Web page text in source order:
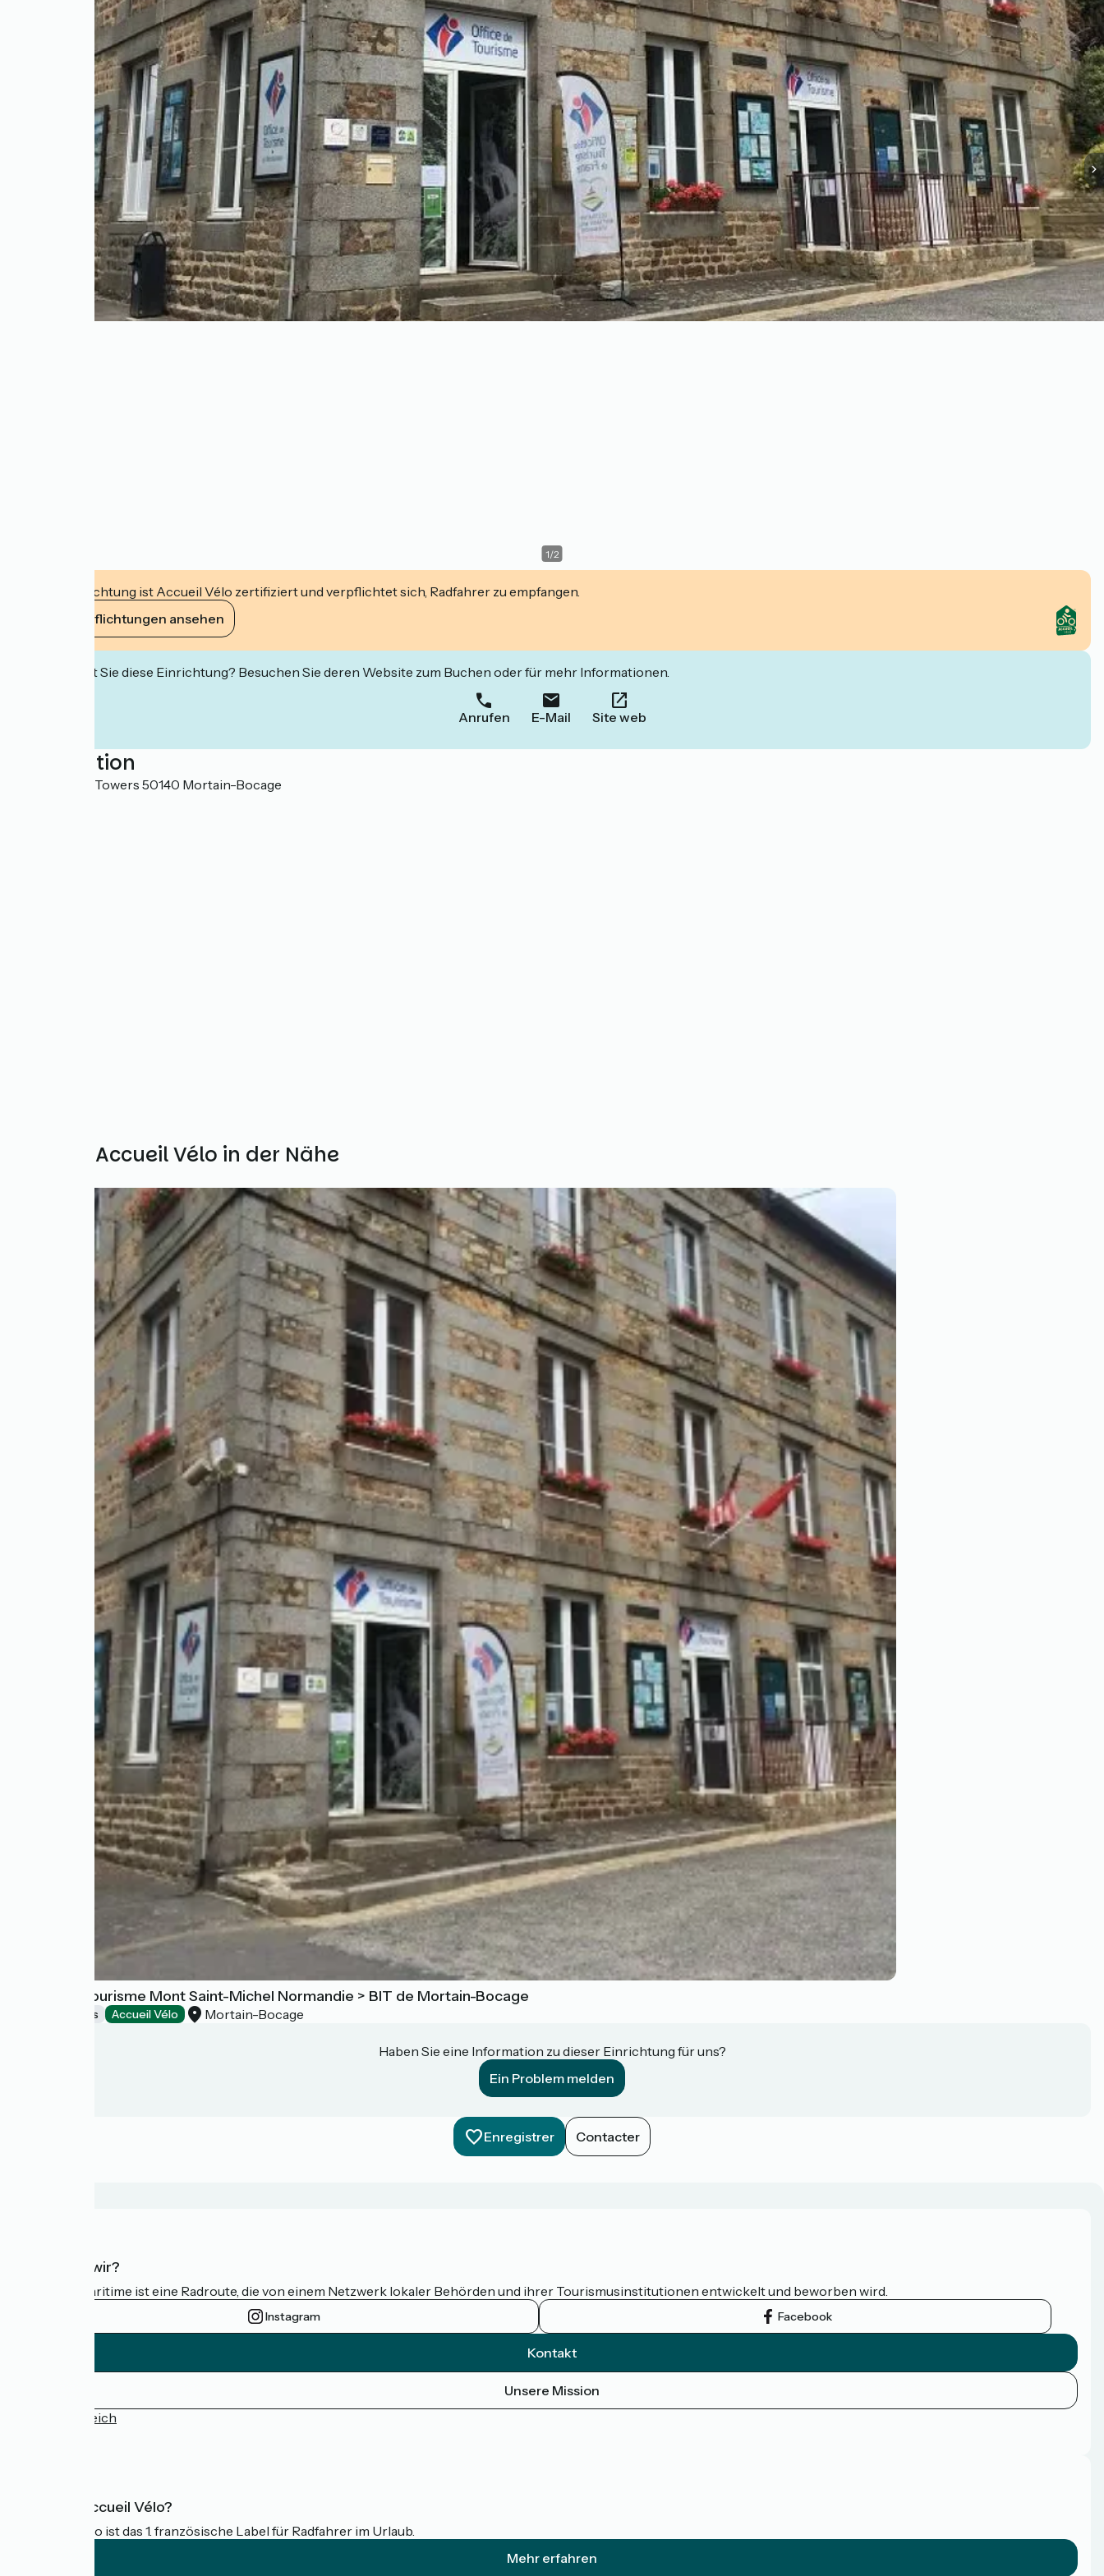
1/2
Diese Einrichtung ist Accueil Vélo zertifiziert und verpflichtet sich, Radfahrer zu empfangen.
Ihre Verpflichtungen ansehen
Interessiert Sie diese Einrichtung? Besuchen Sie deren Website zum Buchen oder für mehr Informationen.
Anrufen E-Mail Site web
Localisation
1 place Frank Towers 50140 Mortain-Bocage
Weitere Accueil Vélo in der Nähe
Office de Tourisme Mont Saint-Michel Normandie > BIT de Mortain-Bocage
Tourist offices Accueil Vélo Mortain-Bocage
Haben Sie eine Information zu dieser Einrichtung für uns?
Ein Problem melden
Enregistrer Contacter
Wer sind wir?
Die Vélomaritime ist eine Radroute, die von einem Netzwerk lokaler Behörden und ihrer Tourismusinstitutionen entwickelt und beworben wird.
Instagram Facebook
Kontakt
Unsere Mission
Pressebereich
Was ist Accueil Vélo?
Accueil Vélo ist das 1. französische Label für Radfahrer im Urlaub.
Mehr erfahren